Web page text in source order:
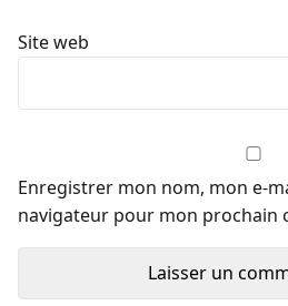
Site web
Enregistrer mon nom, mon e-
navigateur pour mon prochain